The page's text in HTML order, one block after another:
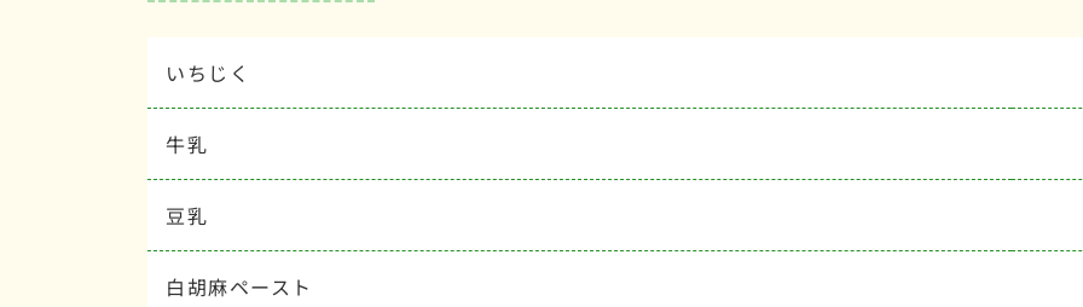
いちじく
牛乳
豆乳
白胡麻ペースト